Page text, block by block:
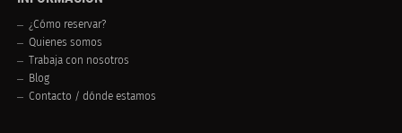
¿Cómo reservar?
Quienes somos
Trabaja con nosotros
Blog
Contacto / dónde estamos